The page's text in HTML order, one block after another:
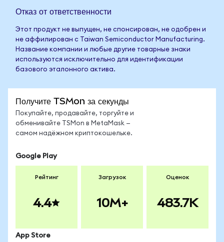
Отказ от ответственности
Этот продукт не выпущен, не спонсирован, не одобрен и
не аффилирован с Taiwan Semiconductor Manufacturing.
Название компании и любые другие товарные знаки
используются исключительно для идентификации
базового эталонного актива.
Получите TSMon за секунды
Покупайте, продавайте, торгуйте и
обменивайте TSMon в MetaMask —
самом надёжном криптокошельке.
Google Play
Рейтинг
4.4
Загрузок
10M+
Оценок
483.7K
App Store